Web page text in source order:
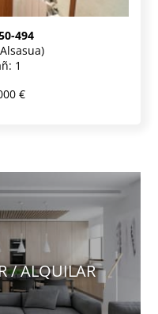
494
1
€
/ ALQUILAR